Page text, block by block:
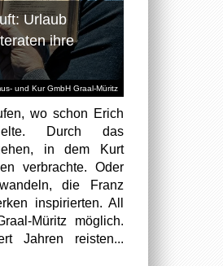
und Kur GmbH Graal-Müritz
Urlaub
ihre
wo schon Erich
Durch das
in dem Kurt
verbrachte. Oder
die Franz
inspirierten. All
Müritz möglich.
Jahren reisten...